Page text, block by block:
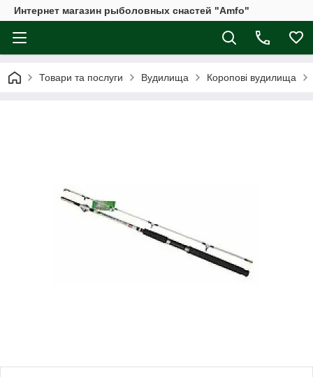
Интернет магазин рыболовных снастей "Amfo"
Товари та послуги Вудилища Коропові вудилища